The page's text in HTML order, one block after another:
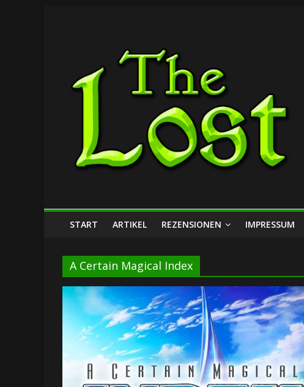
Lost
Dungeon
START ARTIKEL REZENSIONEN IMPRESSUM
A Certain Magical Index